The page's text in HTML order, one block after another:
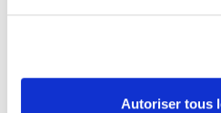
Autoriser tous